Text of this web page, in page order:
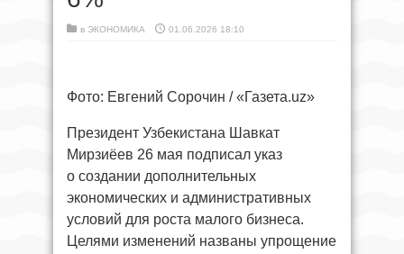
в ЭКОНОМИКА 01.06.2026 18:10
Фото: Евгений Сорочин / «Газета.uz»
Президент Узбекистана Шавкат
Мирзиёев 26 мая подписал указ
о создании дополнительных
экономических и административных
условий для роста малого бизнеса.
Целями изменений названы упрощение